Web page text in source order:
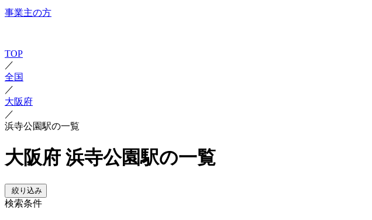
事業主の方
TOP
／
全国
／
大阪府
／
浜寺公園駅の一覧
大阪府 浜寺公園駅の一覧
絞り込み
検索条件